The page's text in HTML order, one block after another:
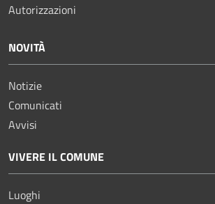
Autorizzazioni
NOVITÀ
Notizie
Comunicati
Avvisi
VIVERE IL COMUNE
Luoghi